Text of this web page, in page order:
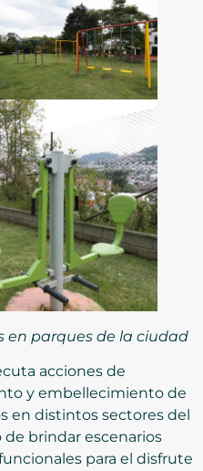
en parques de la ciudad
acciones de
y embellecimiento de
en distintos sectores del
brindar escenarios
para el disfrute